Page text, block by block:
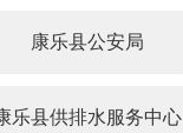
康乐县公安局
乐县供排水服务中心